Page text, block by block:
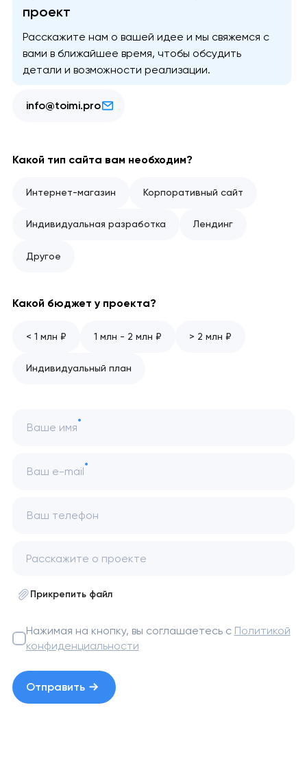
проект
Расскажите нам о вашей идее и мы свяжемся с
вами в ближайшее время, чтобы обсудить
детали и возможности реализации.
info@toimi.pro
Какой тип сайта вам необходим?
Интернет-магазин Корпоративный сайт
Индивидуальная разработка Лендинг
Другое
Какой бюджет у проекта?
< 1 млн ₽ 1 млн - 2 млн ₽ > 2 млн ₽
Индивидуальный план
Ваше имя
Ваш e-mail
Ваш телефон
Прикрепить файл
Нажимая на кнопку, вы соглашаетесь с Политикой
конфиденциальности
Отправить